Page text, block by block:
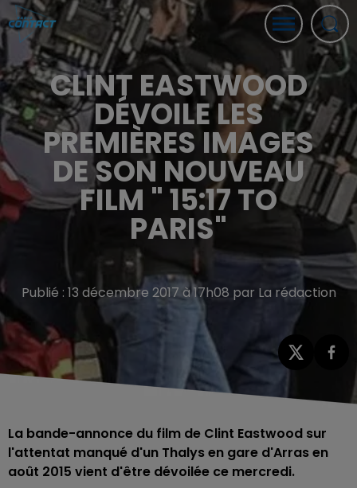
CLINT EASTWOOD
DÉVOILE LES
PREMIÈRES IMAGES
DE SON NOUVEAU
FILM " 15:17 TO
PARIS"
Publié : 13 décembre 2017 à 17h08 par La rédaction
La bande-annonce du film de Clint Eastwood sur
l'attentat manqué d'un Thalys en gare d'Arras en
août 2015 vient d'être dévoilée ce mercredi.